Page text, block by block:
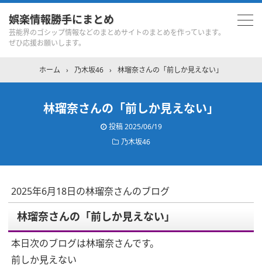
娯楽情報勝手にまとめ
芸能界のゴシップ情報などのまとめサイトのまとめを作っています。
ぜひ応援お願いします。
ホーム › 乃木坂46 › 林瑠奈さんの「前しか見えない」
林瑠奈さんの「前しか見えない」
投稿2025/06/19
乃木坂46
2025年6月18日の林瑠奈さんのブログ
林瑠奈さんの「前しか見えない」
本日次のブログは林瑠奈さんです。
前しか見えない